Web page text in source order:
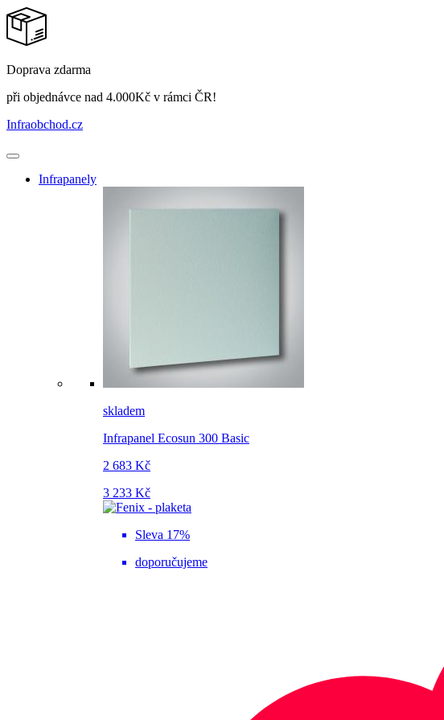
Doprava zdarma
při objednávce nad 4.000Kč v rámci ČR!
Infraobchod.cz
Infrapanely
skladem
Infrapanel Ecosun 300 Basic
2 683 Kč
3 233 Kč
Sleva 17%
doporučujeme